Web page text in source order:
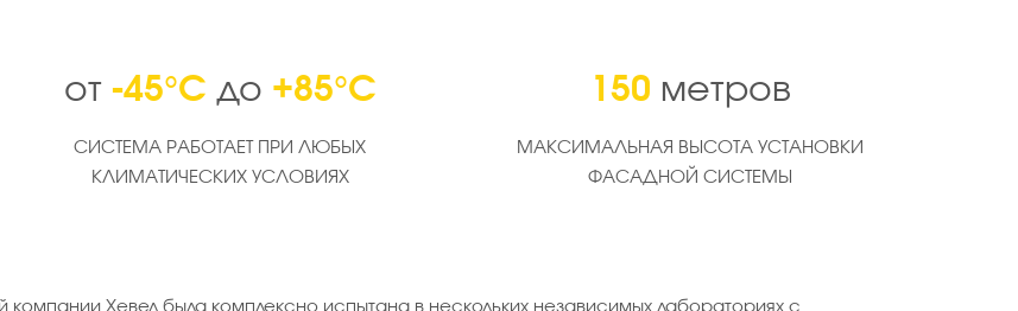
от -45°С до +85°С
СИСТЕМА РАБОТАЕТ ПРИ ЛЮБЫХ
КЛИМАТИЧЕСКИХ УСЛОВИЯХ
150 метров
МАКСИМАЛЬНАЯ ВЫСОТА УСТАНОВКИ
ФАСАДНОЙ СИСТЕМЫ
Хевел была комплексно испытана в нескольких независимых лабораториях с